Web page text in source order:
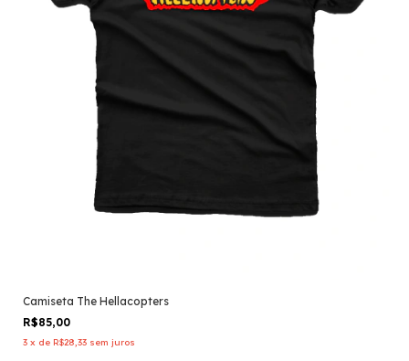
Camiseta The Hellacopters
R$85,00
3 x de R$28,33 sem juros